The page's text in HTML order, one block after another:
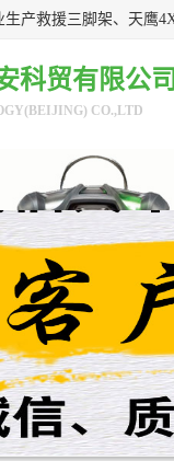
科贸有限公司
CO.,LTD